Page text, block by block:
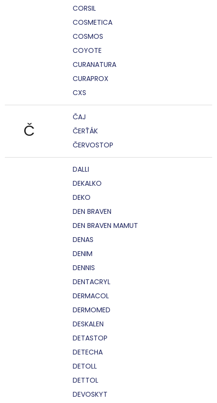
CORSIL
COSMETICA
COSMOS
COYOTE
CURANATURA
CURAPROX
CXS
Č
ČAJ
ČERŤÁK
ČERVOSTOP
DALLI
DEKALKO
DEKO
DEN BRAVEN
DEN BRAVEN MAMUT
DENAS
DENIM
DENNIS
DENTACRYL
DERMACOL
DERMOMED
DESKALEN
DETASTOP
DETECHA
DETOLL
DETTOL
DEVOSKYT